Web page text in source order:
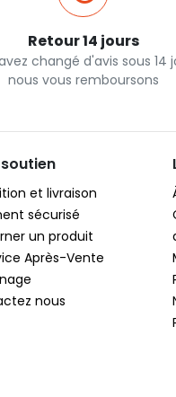
Retour 14 jours
changé d'avis sous 14
nous vous remboursons
et livraison
sécurisé
un produit
Après-Vente
nous